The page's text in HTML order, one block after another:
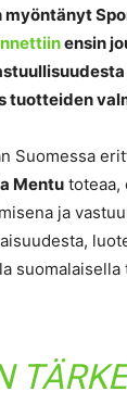
myöntänyt
ensin
tuotteiden
Suomessa
Mentu toteaa,
ja